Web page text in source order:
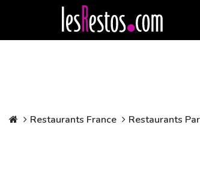
Restaurants France Restaurants